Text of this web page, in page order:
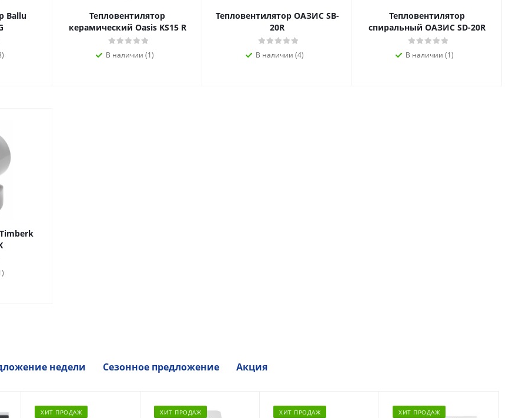
Ballu
Тепловентилятор
керамический Oasis KS15 R
В наличии (1)
Тепловентилятор ОАЗИС SB-
20R
В наличии (4)
Тепловентилятор
спиральный ОАЗИС SD-20R
В наличии (1)
недели Сезонное предложение Акция
ХИТ ПРОДАЖ ХИТ ПРОДАЖ ХИТ ПРОДАЖ ХИТ ПРОДАЖ